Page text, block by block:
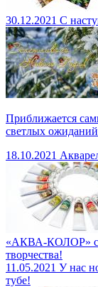
30.12.2021 С
Приближается
светлых
18.10.2021
«АКВА-КОЛОР»
творчества!
11.05.2021 У нас
тубе!